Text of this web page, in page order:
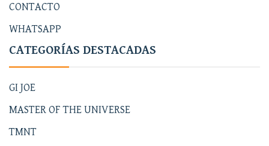
CONTACTO
WHATSAPP
CATEGORÍAS DESTACADAS
GI JOE
MASTER OF THE UNIVERSE
TMNT